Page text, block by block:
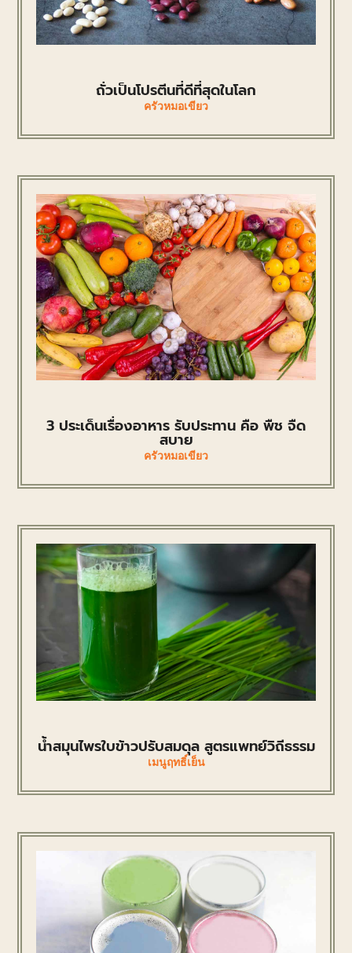
ถั่วเป็นโปรตีนที่ดีที่สุดในโลก
ครัวหมอเขียว
3 ประเด็นเรื่องอาหาร รับประทาน คือ พืช จืด
สบาย
ครัวหมอเขียว
น้ำสมุนไพรใบข้าวปรับสมดุล สูตรแพทย์วิถีธรรม
เมนูฤทธิ์เย็น